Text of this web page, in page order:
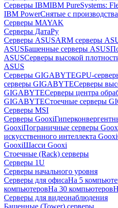
Серверы IBMIBM PureSystems:
IBM PowerСнятые с
Серверы MAYAK
Серверы ДатаРу
Серверы ASUSARM серверы
ASUSБашенные серверы ASUS
ASUSСерверы высокой
ASUS
Серверы GIGABYTEGPU-
серверы GIGABYTEСерверы
GIGABYTEСерверы центра
GIGABYTEСтоечные серверы
Серверы MSI
Серверы Gooxi
GooxiПограничные серверы
искусственного интеллекта Gooxi
GooxiШасси Gooxi
Стоечные (Rack) серверы
Серверы 1U
Серверы начального уровня
Серверы для офисаНа 5
компьютеровНа 30 компьютеров
Серверы для видеонаблюдения
Башенные (Tower) серверы